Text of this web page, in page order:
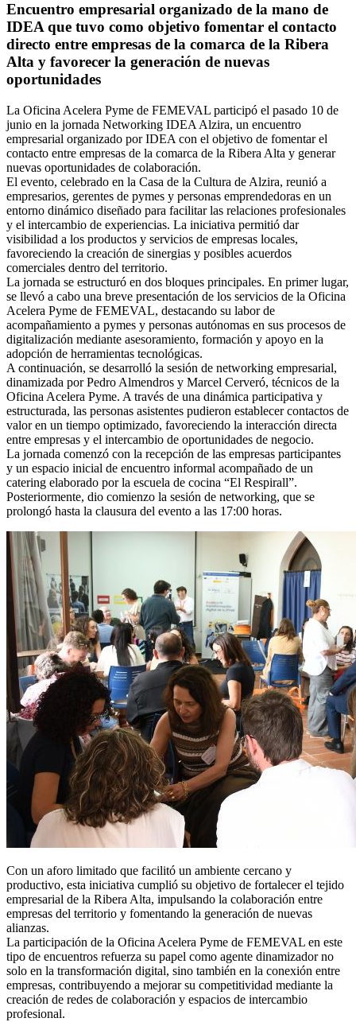
Encuentro empresarial organizado de la mano de
IDEA que tuvo como objetivo fomentar el contacto
directo entre empresas de la comarca de la Ribera
Alta y favorecer la generación de nuevas
oportunidades
La Oficina Acelera Pyme de FEMEVAL participó el pasado 10 de
junio en la jornada Networking IDEA Alzira, un encuentro
empresarial organizado por IDEA con el objetivo de fomentar el
contacto entre empresas de la comarca de la Ribera Alta y generar
nuevas oportunidades de colaboración.
El evento, celebrado en la Casa de la Cultura de Alzira, reunió a
empresarios, gerentes de pymes y personas emprendedoras en un
entorno dinámico diseñado para facilitar las relaciones profesionales
y el intercambio de experiencias. La iniciativa permitió dar
visibilidad a los productos y servicios de empresas locales,
favoreciendo la creación de sinergias y posibles acuerdos
comerciales dentro del territorio.
La jornada se estructuró en dos bloques principales. En primer lugar,
se llevó a cabo una breve presentación de los servicios de la Oficina
Acelera Pyme de FEMEVAL, destacando su labor de
acompañamiento a pymes y personas autónomas en sus procesos de
digitalización mediante asesoramiento, formación y apoyo en la
adopción de herramientas tecnológicas.
A continuación, se desarrolló la sesión de networking empresarial,
dinamizada por Pedro Almendros y Marcel Cerveró, técnicos de la
Oficina Acelera Pyme. A través de una dinámica participativa y
estructurada, las personas asistentes pudieron establecer contactos de
valor en un tiempo optimizado, favoreciendo la interacción directa
entre empresas y el intercambio de oportunidades de negocio.
La jornada comenzó con la recepción de las empresas participantes
y un espacio inicial de encuentro informal acompañado de un
catering elaborado por la escuela de cocina “El Respirall”.
Posteriormente, dio comienzo la sesión de networking, que se
prolongó hasta la clausura del evento a las 17:00 horas.
Con un aforo limitado que facilitó un ambiente cercano y
productivo, esta iniciativa cumplió su objetivo de fortalecer el tejido
empresarial de la Ribera Alta, impulsando la colaboración entre
empresas del territorio y fomentando la generación de nuevas
alianzas.
La participación de la Oficina Acelera Pyme de FEMEVAL en este
tipo de encuentros refuerza su papel como agente dinamizador no
solo en la transformación digital, sino también en la conexión entre
empresas, contribuyendo a mejorar su competitividad mediante la
creación de redes de colaboración y espacios de intercambio
profesional.